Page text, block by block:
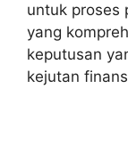
untuk proses
yang
keputusan
kejutan